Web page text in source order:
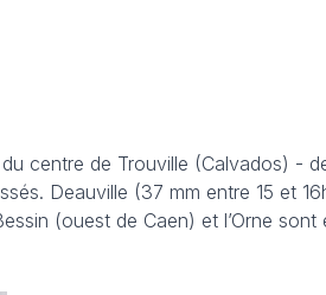
centre de Trouville (Calvados) -
Deauville (37 mm entre 15 et
(ouest de Caen) et l’Orne sont